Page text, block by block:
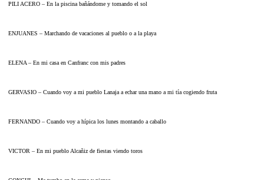
PILI ACERO – En la piscina bañándome y tomando el sol
ENJUANES – Marchando de vacaciones al pueblo o a la playa
ELENA – En mi casa en Canfranc con mis padres
GERVASIO – Cuando voy a mi pueblo Lanaja a echar una mano a mi tía cogiendo fruta
FERNANDO – Cuando voy a hípica los lunes montando a caballo
VICTOR – En mi pueblo Alcañiz de fiestas viendo toros